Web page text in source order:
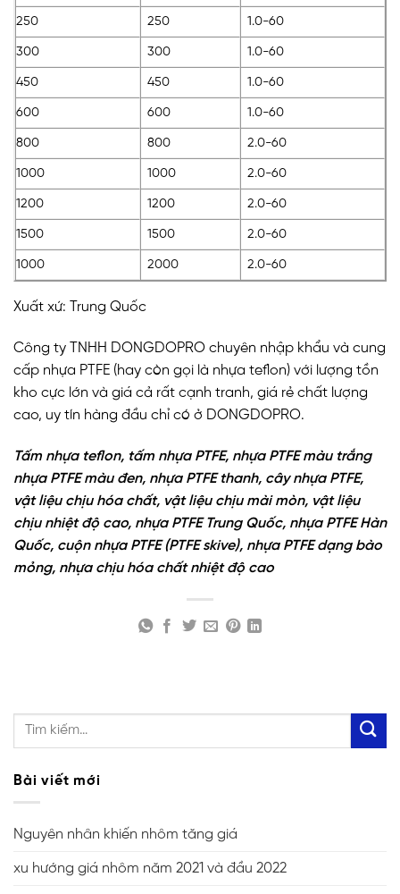
250 250 1.0-60
300 300 1.0-60
450 450 1.0-60
600 600 1.0-60
800 800 2.0-60
1000 1000 2.0-60
1200 1200 2.0-60
1500 1500 2.0-60
1000 2000 2.0-60
Xuất xứ: Trung Quốc
Công ty TNHH DONGDOPRO chuyên nhập khẩu và cung
cấp nhựa PTFE (hay còn gọi là nhựa teflon) với lượng tồn
kho cực lớn và giá cả rất cạnh tranh, giá rẻ chất lượng
cao, uy tín hàng đầu chỉ có ở DONGDOPRO.
Tấm nhựa teflon, tấm nhựa PTFE, nhựa PTFE màu trắng
nhựa PTFE màu đen, nhựa PTFE thanh, cây nhựa PTFE,
vật liệu chịu hóa chất, vật liệu chịu mài mòn, vật liệu
chịu nhiệt độ cao, nhựa PTFE Trung Quốc, nhựa PTFE Hàn
Quốc, cuộn nhựa PTFE (PTFE skive), nhựa PTFE dạng bào
mỏng, nhựa chịu hóa chất nhiệt độ cao
Bài viết mới
Nguyên nhân khiến nhôm tăng giá
xu hướng giá nhôm năm 2021 và đầu 2022